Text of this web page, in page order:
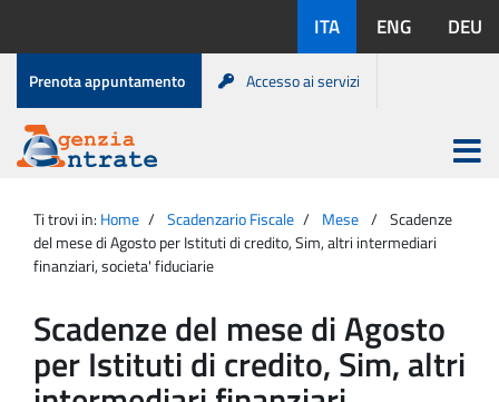
contenuto
disponibili:
ITA ENG DEU
Menu
di
servizio
Prenota appuntamento Accesso ai servizi
Agenzia
Entrate
Apri
menu
principale
Ti trovi in: Home Scadenzario Fiscale Mese
Scadenze
del mese di Agosto per Istituti di credito, Sim, altri intermediari
finanziari, societa' fiduciarie
Scadenze del mese di Agosto
per Istituti di credito, Sim, altri